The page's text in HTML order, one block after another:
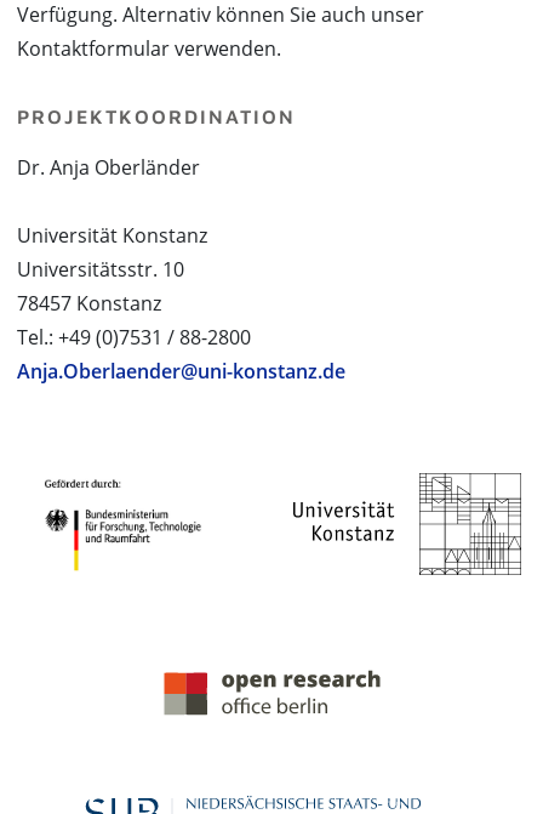
Verfügung. Alternativ können Sie auch unser
Kontaktformular verwenden.
PROJEKTKOORDINATION
Dr. Anja Oberländer
Universität Konstanz
Universitätsstr. 10
78457 Konstanz
Tel.: +49 (0)7531 / 88-2800
Anja.Oberlaender@uni-konstanz.de